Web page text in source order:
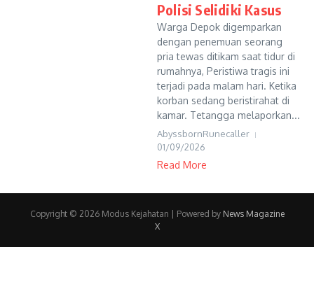
Polisi Selidiki Kasus
Warga Depok digemparkan
dengan penemuan seorang
pria tewas ditikam saat tidur di
rumahnya, Peristiwa tragis ini
terjadi pada malam hari. Ketika
korban sedang beristirahat di
kamar. Tetangga melaporkan...
AbyssbornRunecaller
01/09/2026
Read More
Copyright © 2026 Modus Kejahatan | Powered by News Magazine
X